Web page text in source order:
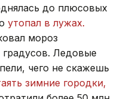
до плюсовых
утопал в лужах.
мороз
Ледовые
чего не скажешь
зимние городки,